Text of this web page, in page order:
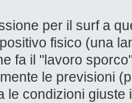
per il surf a
fisico (una
fa il "lavoro
le previsioni
le condizioni